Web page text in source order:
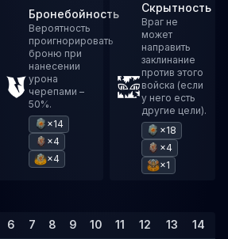
Бронебойность
Вероятность
проигнорировать
броню при
нанесении
урона
черепами –
50%.
×14
×4
×4
Скрытность
Враг не
может
направить
заклинание
против этого
войска (если
у него есть
другие цели).
×18
×4
×1
6 7 8 9 10 11 12 13 14